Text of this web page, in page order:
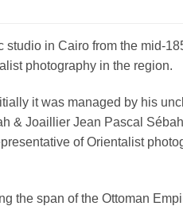
in Cairo from the mid-
photography in the region.
it was managed by his
& Joaillier Jean Pascal
of Orientalist
the span of the Ottoman